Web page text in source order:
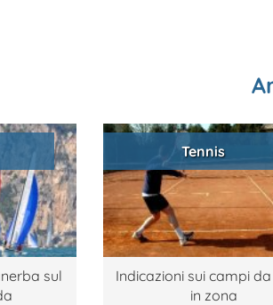
sul
Tennis
Indicazioni sui campi
in zona